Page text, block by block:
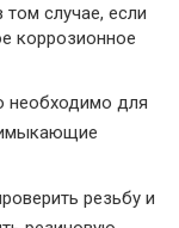
случае, если
коррозионное
необходимо для
резьбу и